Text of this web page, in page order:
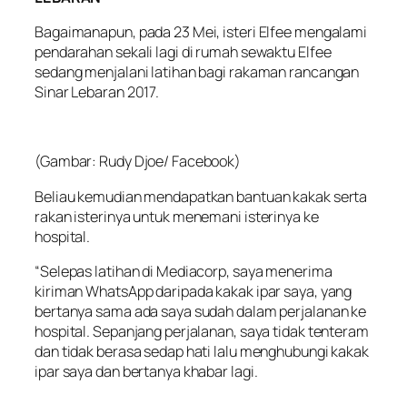
Bagaimanapun, pada 23 Mei, isteri Elfee mengalami
pendarahan sekali lagi di rumah sewaktu Elfee
sedang menjalani latihan bagi rakaman rancangan
Sinar Lebaran 2017.
(Gambar: Rudy Djoe/ Facebook)
Beliau kemudian mendapatkan bantuan kakak serta
rakan isterinya untuk menemani isterinya ke
hospital.
“Selepas latihan di Mediacorp, saya menerima
kiriman WhatsApp daripada kakak ipar saya, yang
bertanya sama ada saya sudah dalam perjalanan ke
hospital. Sepanjang perjalanan, saya tidak tenteram
dan tidak berasa sedap hati lalu menghubungi kakak
ipar saya dan bertanya khabar lagi.